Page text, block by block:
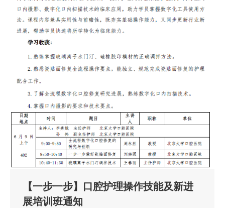
【一步一步】口腔护理操作技能及新进
展培训班通知